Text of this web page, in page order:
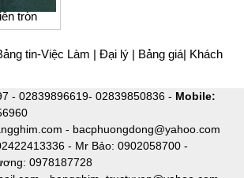
tròn
tin-Việc Làm | Đại lý | Bảng giá| Khách
- 02839896619- 02839850836 - Mobile:
- bacphuongdong@yahoo.com
- Mr Bảo: 0902058700 -
0978187728